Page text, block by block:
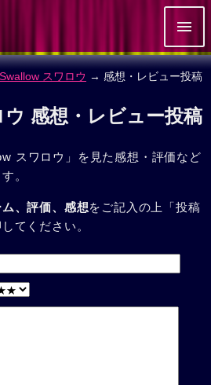
Swallow スワロウ → 感想・レビュー投稿
感想・レビュー投稿
スワロウ」を見た感想・評価など
。
、評価、感想をご記入の上「投稿
てください。